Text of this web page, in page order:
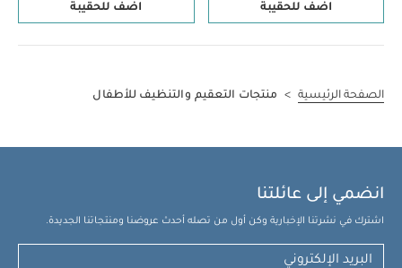
اضف للحقيبة اضف للحقيبة
الصفحة الرئيسية > منتجات التعقيم والتنظيف للأطفال
انضمي إلى عائلتنا
اشترك في نشرتنا الإخبارية وكن أول من تصله أحدث عروضنا ومنتجاتنا الجديدة.